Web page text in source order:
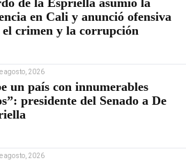
de la Espriella asumió la
en Cali y anunció ofensiva
crimen y la corrupción
agosto, 2026
un país con innumerables
presidente del Senado a De
agosto, 2026